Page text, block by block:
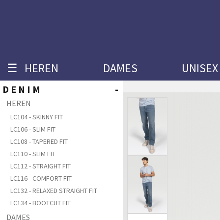
☰ HEREN DAMES UNISEX
DENIM -
HEREN
LC104 - SKINNY FIT
LC106 - SLIM FIT
LC108 - TAPERED FIT
LC110 - SLIM FIT
LC112 - STRAIGHT FIT
LC116 - COMFORT FIT
LC132 - RELAXED STRAIGHT FIT
LC134 - BOOTCUT FIT
DAMES